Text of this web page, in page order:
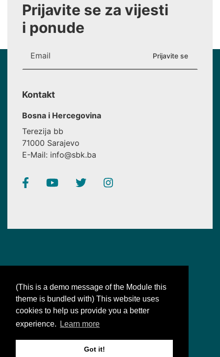
(This is a demo message of the Module this
theme is bundled with) This website uses
cookies to help us provide you a better
experience.
Learn more
Got it!
Prijavite se za vijesti
i ponude
Kontakt
Bosna i Hercegovina
Terezija bb
71000 Sarajevo
E-Mail: info@sbk.ba
SBK
Bosanac-Bošnjak: sinonimi za naše jedinstvo
Copyright © 2019 BNF. Sva prava zadržana.